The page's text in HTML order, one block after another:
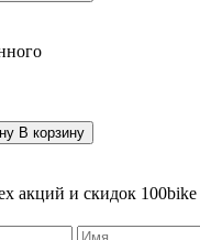
В корзину
акций и скидок 100bike